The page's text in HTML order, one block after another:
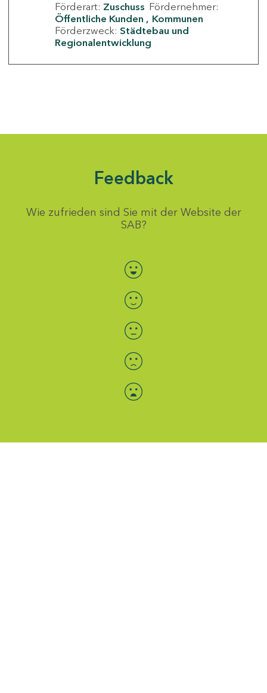
Förderart: Zuschuss Fördernehmer:
Öffentliche Kunden
Kommunen
Förderzweck: Städtebau und
Regionalentwicklung
Feedback
Wie zufrieden sind Sie mit der Website der
SAB?
Bewertung auswählen